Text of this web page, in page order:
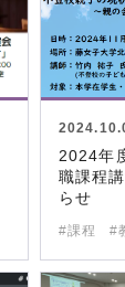
2024年
職課程
らせ
#課程 #